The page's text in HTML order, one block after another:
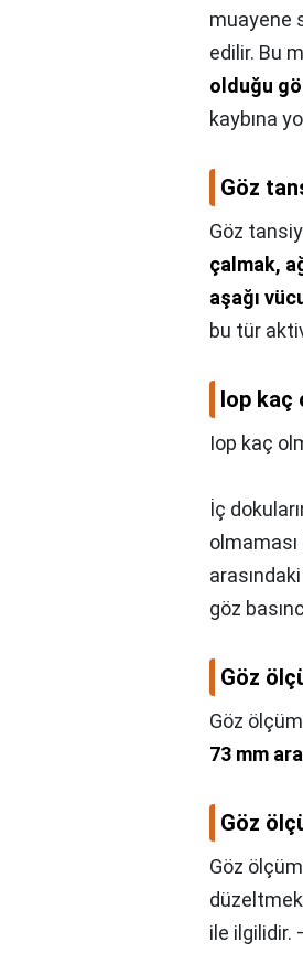
muayene
edilir. Bu
olduğu
kaybına
Göz
Göz
çalmak,
aşağı
bu tür
Iop kaç
Iop kaç
İç
göz
Göz
Göz
73 mm
Göz
Göz
ile ilgilidir.